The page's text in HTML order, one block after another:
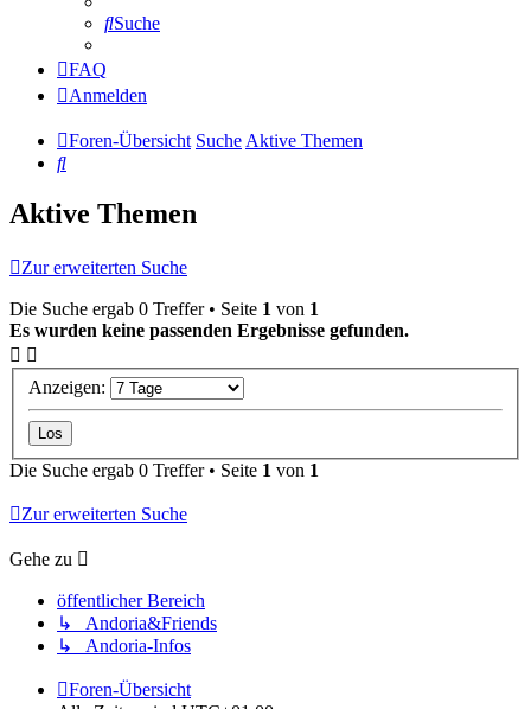
Suche
FAQ
Anmelden
Foren-Übersicht SucheAktive Themen
Suche
Aktive Themen
Zur erweiterten Suche
Die Suche ergab 0 Treffer • Seite 1 von 1
Es wurden keine passenden Ergebnisse gefunden.
Anzeigen:
Die Suche ergab 0 Treffer • Seite 1 von 1
Zur erweiterten Suche
Gehe zu
öffentlicher Bereich
↳ Andoria&Friends
↳ Andoria-Infos
Foren-Übersicht